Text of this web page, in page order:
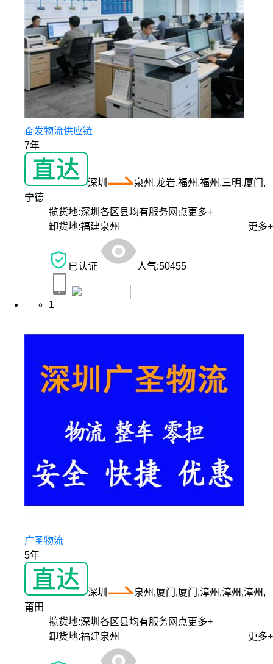
奋发物流供应链
7年
深圳
泉州,龙岩,福州,福州,三明,厦门,
宁德
揽货地:深圳各区县均有服务网点更多+
卸货地:福建泉州 更多+
已认证 人气:50455
1
广圣物流
5年
深圳
泉州,厦门,厦门,漳州,漳州,漳州,
莆田
揽货地:深圳各区县均有服务网点更多+
卸货地:福建泉州 更多+